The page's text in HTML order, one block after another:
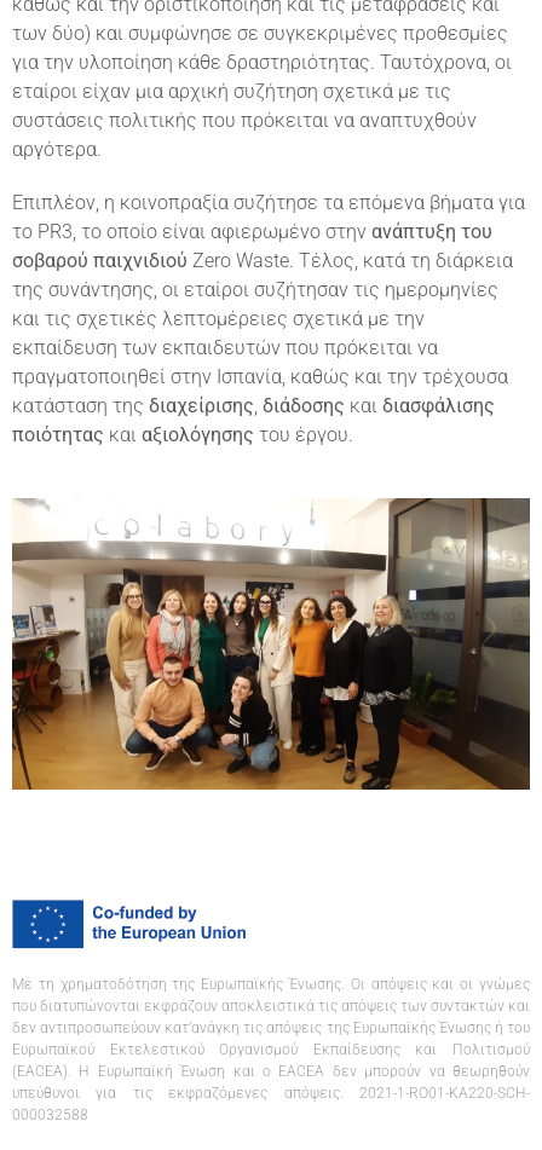
των δύο) και συμφώνησε σε συγκεκριμένες προθεσμίες
για την υλοποίηση κάθε δραστηριότητας. Ταυτόχρονα, οι
εταίροι είχαν μια αρχική συζήτηση σχετικά με τις
συστάσεις πολιτικής που πρόκειται να αναπτυχθούν
αργότερα.
Επιπλέον, η κοινοπραξία συζήτησε τα επόμενα βήματα για
το PR3, το οποίο είναι αφιερωμένο στην ανάπτυξη του
σοβαρού παιχνιδιού Zero Waste. Τέλος, κατά τη διάρκεια
της συνάντησης, οι εταίροι συζήτησαν τις ημερομηνίες
και τις σχετικές λεπτομέρειες σχετικά με την
εκπαίδευση των εκπαιδευτών που πρόκειται να
πραγματοποιηθεί στην Ισπανία, καθώς και την τρέχουσα
κατάσταση της διαχείρισης, διάδοσης και διασφάλισης
ποιότητας και αξιολόγησης του έργου.
Με τη χρηματοδότηση της Ευρωπαϊκής Ένωσης. Οι απόψεις και οι γνώμες
που διατυπώνονται εκφράζουν αποκλειστικά τις απόψεις των συντακτών και
δεν αντιπροσωπεύουν κατ’ανάγκη τις απόψεις της Ευρωπαϊκής Ένωσης ή του
Ευρωπαϊκού Εκτελεστικού Οργανισμού Εκπαίδευσης και Πολιτισμού
(EACEA). Η Ευρωπαϊκή Ένωση και ο EACEA δεν μπορούν να θεωρηθούν
υπεύθυνοι για τις εκφραζόμενες απόψεις. 2021-1-RO01-KA220-SCH-
000032588